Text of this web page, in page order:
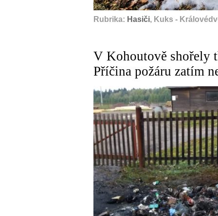
Rubrika: Hasiči, Kuks -
V Kohoutově shořely
Příčina požáru zatím